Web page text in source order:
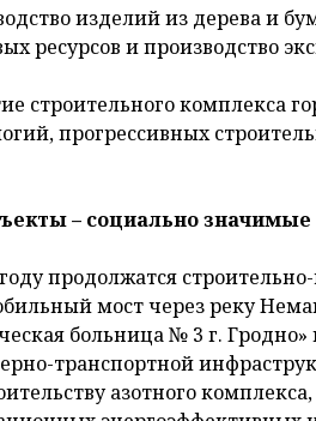
изделий из дерева и
ресурсов и производство
строительного комплекса
прогрессивных
– социально значимые
продолжатся
мост через реку
больница № 3 г. Гродно»
транспортной
азотного